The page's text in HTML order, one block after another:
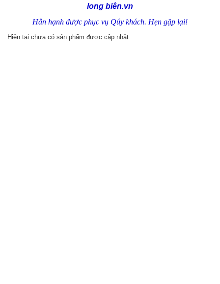
long biên.vn
Hân hạnh được phục vụ Qúy khách. Hẹn gặp lại!
Hiện tại chưa có sản phẩm được cập nhật